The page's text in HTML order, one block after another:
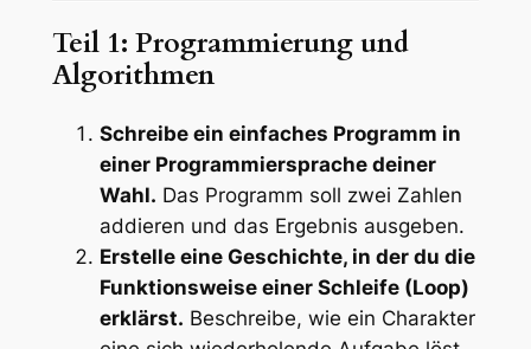
Teil 1: Programmierung und
Algorithmen
Schreibe ein einfaches Programm in
einer Programmiersprache deiner
Wahl. Das Programm soll zwei Zahlen
addieren und das Ergebnis ausgeben.
Erstelle eine Geschichte, in der du die
Funktionsweise einer Schleife (Loop)
erklärst. Beschreibe, wie ein Charakter